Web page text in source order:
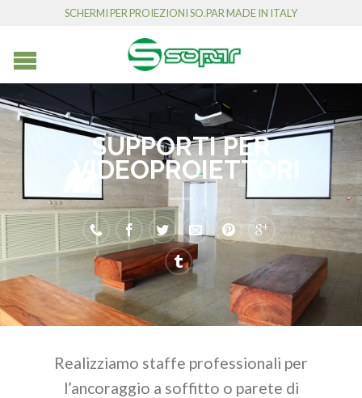
SCHERMI PER PROIEZIONI SO.PAR MADE IN ITALY
SUPPORTI PER
VIDEOPROIETTORI
Realizziamo staffe professionali per
l’ancoraggio a soffitto o parete di